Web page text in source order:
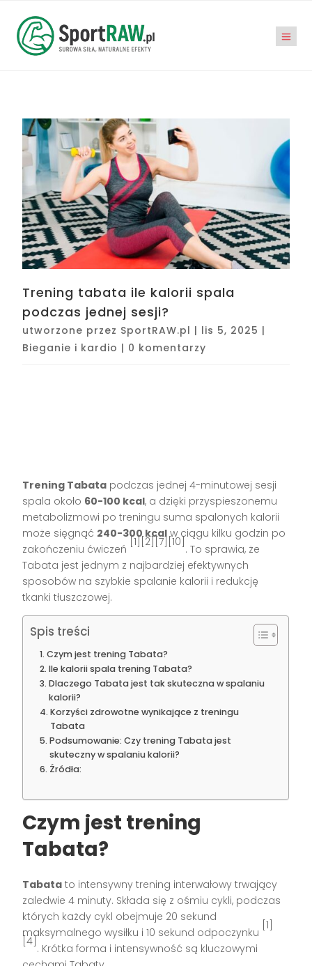
Trening tabata ile kalorii spala
podczas jednej sesji?
utworzone przez SportRAW.pl | lis 5, 2025 |
Bieganie i kardio | 0 komentarzy
Trening Tabata podczas jednej 4-minutowej sesji
spala około 60-100 kcal, a dzięki przyspieszonemu
metabolizmowi po treningu suma spalonych kalorii
może sięgnąć 240-300 kcalw ciągu kilku godzin po
zakończeniu ćwiczeń
[1][2][7][10]
. To sprawia, że
Tabata jest jednym z najbardziej efektywnych
sposobów na szybkie spalanie kalorii i redukcję
tkanki tłuszczowej.
Spis treści
Czym jest trening Tabata?
Ile kalorii spala trening Tabata?
Dlaczego Tabata jest tak skuteczna w spalaniu
kalorii?
Korzyści zdrowotne wynikające z treningu
Tabata
Podsumowanie: Czy trening Tabata jest
skuteczny w spalaniu kalorii?
Źródła:
Czym jest trening
Tabata?
Tabata to intensywny trening interwałowy trwający
zaledwie 4 minuty. Składa się z ośmiu cykli, podczas
których każdy cykl obejmuje 20 sekund
maksymalnego wysiłku i 10 sekund odpoczynku
[1]
[4]
. Krótka forma i intensywność są kluczowymi